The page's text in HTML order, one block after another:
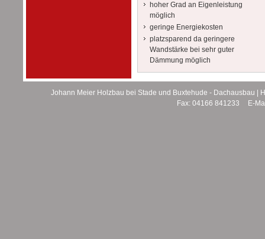
hoher Grad an Eigenleistung
möglich
geringe Energiekosten
platzsparend da geringere
Wandstärke bei sehr guter
Dämmung möglich
Johann Meier Holzbau bei Stade und Buxtehude - Dachausbau |
Fax: 04166 841233 E-